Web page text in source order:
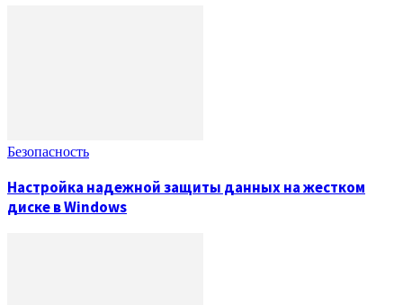
Безопасность
Настройка надежной защиты данных на жестком
диске в Windows